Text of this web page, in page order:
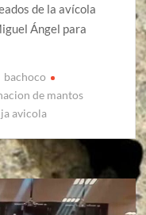
de la avícola
Ángel para
bachoco
de mantos
avicola